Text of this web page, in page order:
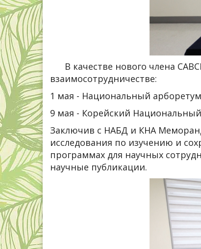
В качестве нового члена
взаимосотрудничестве:
1 мая - Национальный
9 мая - Корейский
Заключив с НАБД и КНА
исследования по изучению и
программах для научных
научные публикации.